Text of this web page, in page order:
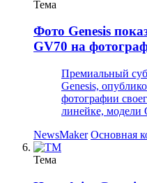
Тема
Фото Genesis
GV70 на
Премиальный
Genesis,
фотографии
линейке, модели
NewsMaker Основная
Тема